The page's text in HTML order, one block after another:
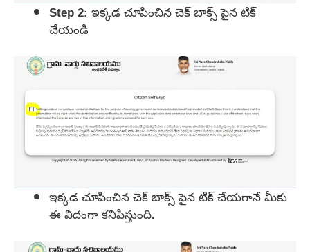
Step 2: ఇక్కడ చూపించిన చెక్ బాక్స్ పైన టిక్
చేయండి
ఇక్కడ చూపించిన చెక్ బాక్స్ పైన టిక్ చేయగానే మీకు
ఈ విదంగా కనిపిస్తుంది.